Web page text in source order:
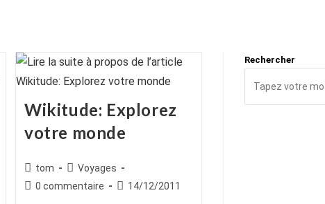
Wikitude: Explorez
votre monde
Auteur/autrice
de
tom
Post
category:
Voyages
Commentaires
0 commentaire
Publication
14/12/2011
Rechercher